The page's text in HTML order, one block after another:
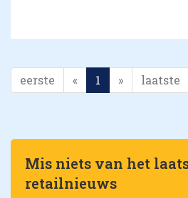
eerste « 1 » laatste
Mis niets van het
retailnieuws